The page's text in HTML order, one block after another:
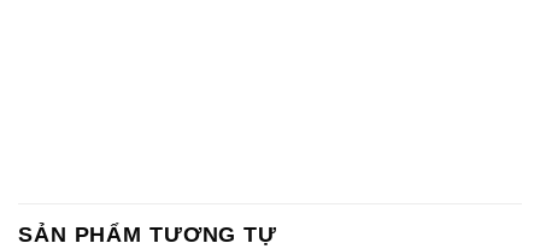
SẢN PHẨM TƯƠNG TỰ